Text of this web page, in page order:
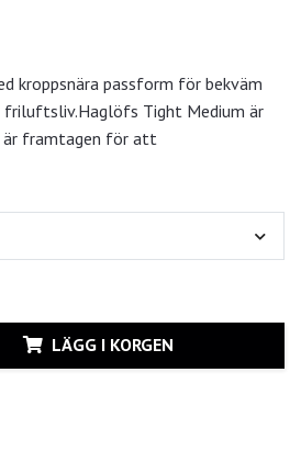
kroppsnära passform för bekväm
friluftsliv.Haglöfs Tight Medium är
är framtagen för att
LÄGG I KORGEN